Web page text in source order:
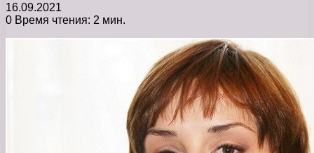
16.09.2021
0 Время чтения: 2 мин.